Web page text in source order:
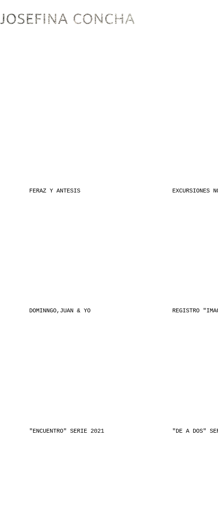
"ENCUENTRO" SERIE 2021 "DE A DOS"
REGISTRO
DOMINNGO,JUAN & YO
EXCURSIONES
FERAZ Y ANTESIS